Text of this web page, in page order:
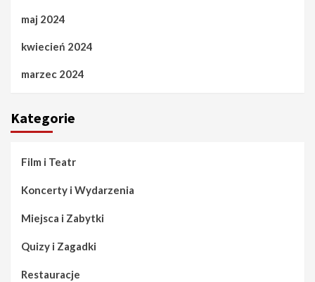
maj 2024
kwiecień 2024
marzec 2024
Kategorie
Film i Teatr
Koncerty i Wydarzenia
Miejsca i Zabytki
Quizy i Zagadki
Restauracje